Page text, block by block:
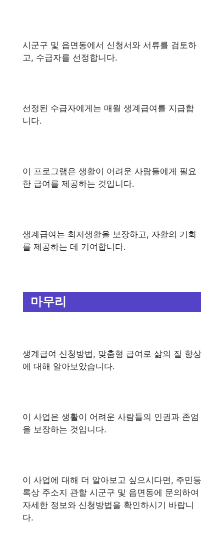
시군구 및 읍면동에서 신청서와 서류를 검토하
고, 수급자를 선정합니다.
선정된 수급자에게는 매월 생계급여를 지급합
니다.
이 프로그램은 생활이 어려운 사람들에게 필요
한 급여를 제공하는 것입니다.
생계급여는 최저생활을 보장하고, 자활의 기회
를 제공하는 데 기여합니다.
마무리
생계급여 신청방법, 맞춤형 급여로 삶의 질 향상
에 대해 알아보았습니다.
이 사업은 생활이 어려운 사람들의 인권과 존엄
을 보장하는 것입니다.
이 사업에 대해 더 알아보고 싶으시다면, 주민등
록상 주소지 관할 시군구 및 읍면동에 문의하여
자세한 정보와 신청방법을 확인하시기 바랍니
다.